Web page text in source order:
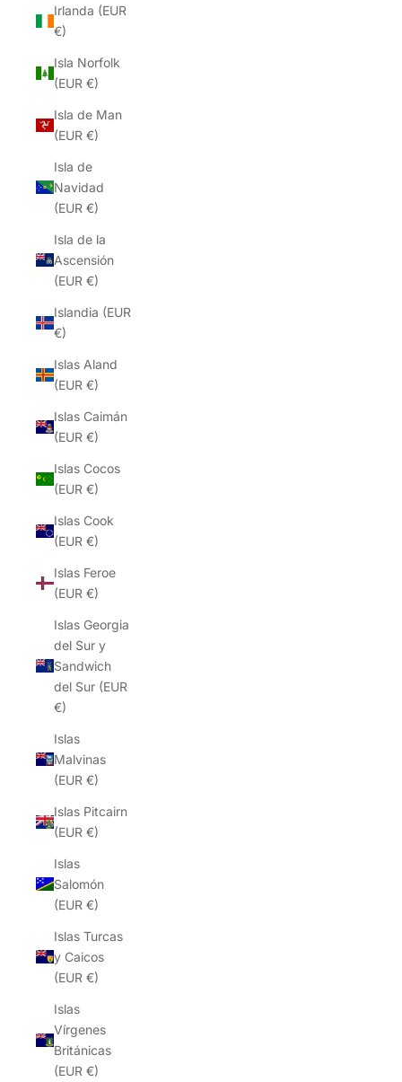
Irlanda (EUR
€)
Isla Norfolk
(EUR €)
Isla de Man
(EUR €)
Isla de
Navidad
(EUR €)
Isla de la
Ascensión
(EUR €)
Islandia (EUR
€)
Islas Aland
(EUR €)
Islas Caimán
(EUR €)
Islas Cocos
(EUR €)
Islas Cook
(EUR €)
Islas Feroe
(EUR €)
Islas Georgia
del Sur y
Sandwich
del Sur (EUR
€)
Islas
Malvinas
(EUR €)
Islas Pitcairn
(EUR €)
Islas
Salomón
(EUR €)
Islas Turcas
y Caicos
(EUR €)
Islas
Vírgenes
Británicas
(EUR €)